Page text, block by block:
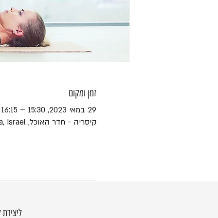
זמן ומקום
29 במאי 2023, 15:30 – 16:15
קיסריה - חדר האוכל, HaEshel St 45, Caesarea, Israel